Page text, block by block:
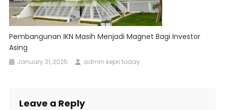
Pembangunan IKN Masih Menjadi Magnet Bagi Investor
Asing
January 31, 2025 admin kepri today
Leave a Reply